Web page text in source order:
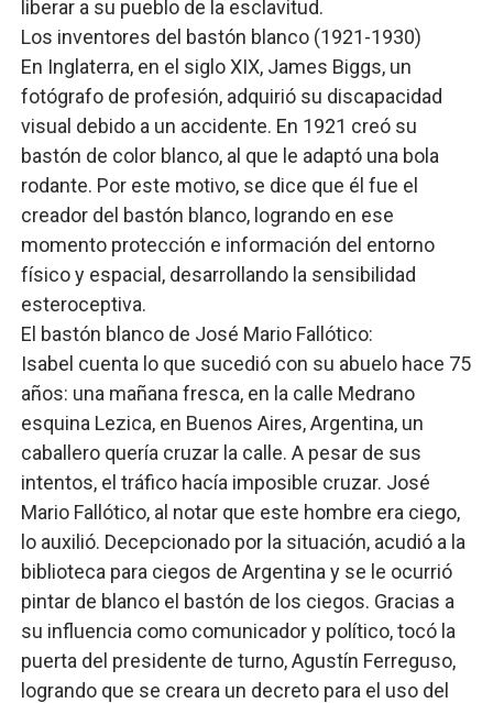
liberar a su pueblo de la esclavitud.
Los inventores del bastón blanco (1921-1930)
En Inglaterra, en el siglo XIX, James Biggs, un
fotógrafo de profesión, adquirió su discapacidad
visual debido a un accidente. En 1921 creó su
bastón de color blanco, al que le adaptó una bola
rodante. Por este motivo, se dice que él fue el
creador del bastón blanco, logrando en ese
momento protección e información del entorno
físico y espacial, desarrollando la sensibilidad
esteroceptiva.
El bastón blanco de José Mario Fallótico:
Isabel cuenta lo que sucedió con su abuelo hace 75
años: una mañana fresca, en la calle Medrano
esquina Lezica, en Buenos Aires, Argentina, un
caballero quería cruzar la calle. A pesar de sus
intentos, el tráfico hacía imposible cruzar. José
Mario Fallótico, al notar que este hombre era ciego,
lo auxilió. Decepcionado por la situación, acudió a la
biblioteca para ciegos de Argentina y se le ocurrió
pintar de blanco el bastón de los ciegos. Gracias a
su influencia como comunicador y político, tocó la
puerta del presidente de turno, Agustín Ferreguso,
logrando que se creara un decreto para el uso del